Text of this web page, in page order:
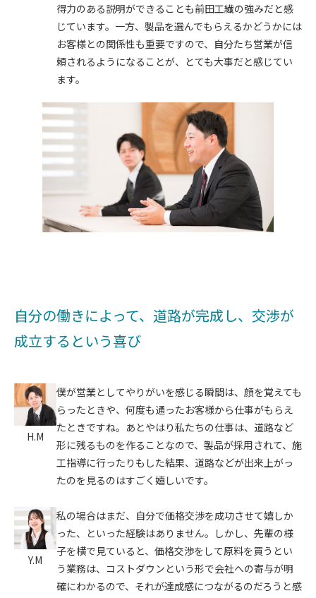
得力のある説明ができることも前田工繊の強みだと感
じています。一方、製品を選んでもらえるかどうかには
お客様との関係性も重要ですので、自分たち営業が信
頼されるようになることが、とても大事だと感じてい
ます。
自分の働きによって、道路が完成し、交渉が
成立するという喜び
H.M
僕が営業としてやりがいを感じる瞬間は、顔を覚えても
らったときや、何度も通ったお客様から仕事がもらえ
たときですね。あとやはり私たちの仕事は、道路など
形に残るものを作ることなので、製品が採用されて、施
工指導に行ったりもした結果、道路などが出来上がっ
たのを見るのはすごく嬉しいです。
Y.M
私の場合はまだ、自分で価格交渉を成功させて嬉しか
った、といった経験はありません。しかし、先輩の様
子を横で見ていると、価格交渉をして原料を買うとい
う業務は、コストダウンという形で会社への寄与が明
確にわかるので、それが達成感につながるのだろうと感